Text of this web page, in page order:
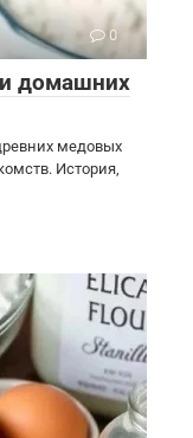
0
домашних
медовых
История,